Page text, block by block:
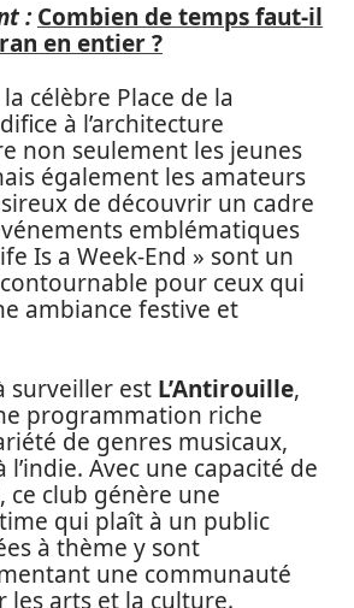
: Combien de temps faut-il
en entier ?
célèbre Place de la
à l’architecture
non seulement les jeunes
également les amateurs
de découvrir un cadre
emblématiques
Is a Week-End » sont un
pour ceux qui
ambiance festive et
surveiller est L’Antirouille,
programmation riche
de genres musicaux,
Avec une capacité de
ce club génère une
qui plaît à un public
à thème y sont
une communauté
les arts et la culture.